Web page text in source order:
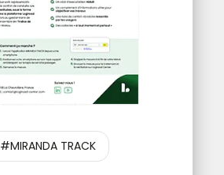
#MIRANDA TRACK